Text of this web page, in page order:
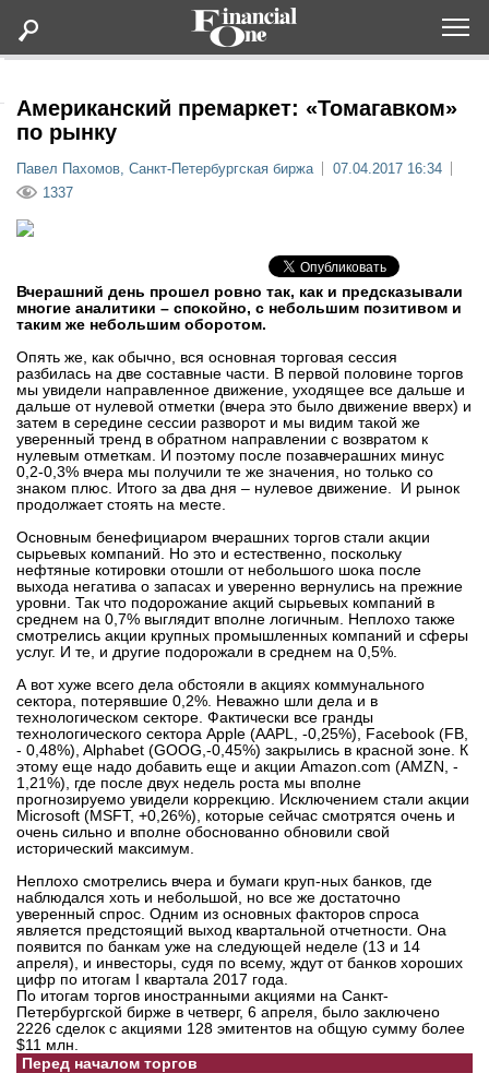
Статьи
Мероприятия
Новости
Интервью
вконтакте
телеграм
Стать автором
Вход
Американский премаркет: «Томагавком»
по рынку
Павел Пахомов, Санкт-Петербургская биржа
07.04.2017 16:34
1337
Вчерашний день прошел ровно так, как и предсказывали
многие аналитики – спокойно, с небольшим позитивом и
таким же небольшим оборотом.
Опять же, как обычно, вся основная торговая сессия
разбилась на две составные части. В первой половине торгов
мы увидели направленное движение, уходящее все дальше и
дальше от нулевой отметки (вчера это было движение вверх) и
затем в середине сессии разворот и мы видим такой же
уверенный тренд в обратном направлении с возвратом к
нулевым отметкам. И поэтому после позавчерашних минус
0,2-0,3% вчера мы получили те же значения, но только со
знаком плюс. Итого за два дня – нулевое движение. И рынок
продолжает стоять на месте.
Основным бенефициаром вчерашних торгов стали акции
сырьевых компаний. Но это и естественно, поскольку
нефтяные котировки отошли от небольшого шока после
выхода негатива о запасах и уверенно вернулись на прежние
уровни. Так что подорожание акций сырьевых компаний в
среднем на 0,7% выглядит вполне логичным. Неплохо также
смотрелись акции крупных промышленных компаний и сферы
услуг. И те, и другие подорожали в среднем на 0,5%.
А вот хуже всего дела обстояли в акциях коммунального
сектора, потерявшие 0,2%. Неважно шли дела и в
технологическом секторе. Фактически все гранды
технологического сектора Apple (AAPL, -0,25%), Facebook (FB,
- 0,48%), Alphabet (GOOG,-0,45%) закрылись в красной зоне. К
этому еще надо добавить еще и акции Amazon.com (AMZN, -
1,21%), где после двух недель роста мы вполне
прогнозируемо увидели коррекцию. Исключением стали акции
Microsoft (MSFT, +0,26%), которые сейчас смотрятся очень и
очень сильно и вполне обоснованно обновили свой
исторический максимум.
Неплохо смотрелись вчера и бумаги круп-ных банков, где
наблюдался хоть и небольшой, но все же достаточно
уверенный спрос. Одним из основных факторов спроса
является предстоящий выход квартальной отчетности. Она
появится по банкам уже на следующей неделе (13 и 14
апреля), и инвесторы, судя по всему, ждут от банков хороших
цифр по итогам I квартала 2017 года.
По итогам торгов иностранными акциями на Санкт-
Петербургской бирже в четверг, 6 апреля, было заключено
2226 сделок с акциями 128 эмитентов на общую сумму более
$11 млн.
Перед началом торгов